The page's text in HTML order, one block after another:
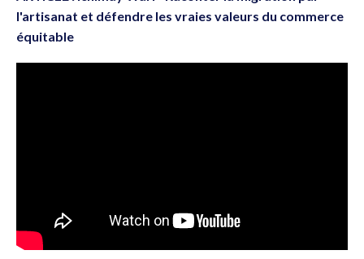
l'artisanat et défendre les vraies valeurs du commerce
équitable